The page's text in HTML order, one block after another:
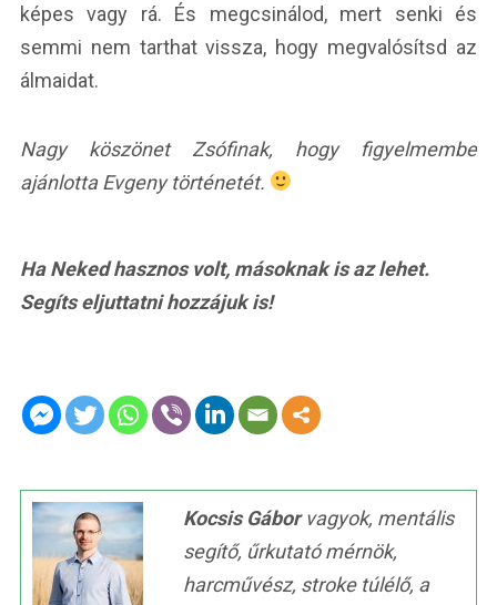
képes vagy rá. És megcsinálod, mert senki és
semmi nem tarthat vissza, hogy megvalósítsd az
álmaidat.
Nagy köszönet Zsófinak, hogy figyelmembe
ajánlotta Evgeny történetét.
Ha Neked hasznos volt, másoknak is az lehet.
Segíts eljuttatni hozzájuk is!
Kocsis Gáborvagyok, mentális
segítő, űrkutató mérnök,
harcművész, stroke túlélő, a